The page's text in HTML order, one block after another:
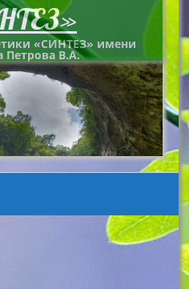
«СИНТЕЗ» имени
Петрова В.А.